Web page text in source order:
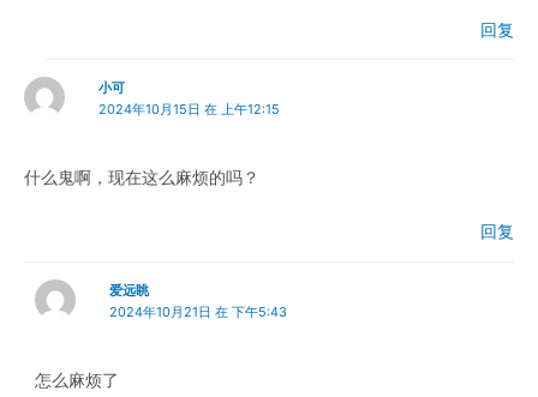
回复
小可
2024年10月15日 在 上午12:15
什么鬼啊，现在这么麻烦的吗？
回复
爱远眺
2024年10月21日 在 下午5:43
怎么麻烦了